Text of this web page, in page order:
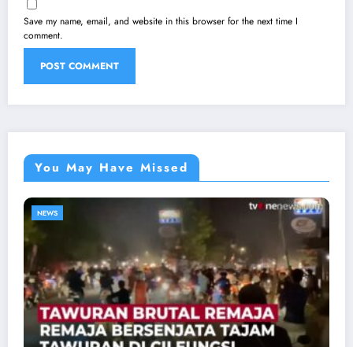
Save my name, email, and website in this browser for the next time I
comment.
You May Have Missed
NEWS